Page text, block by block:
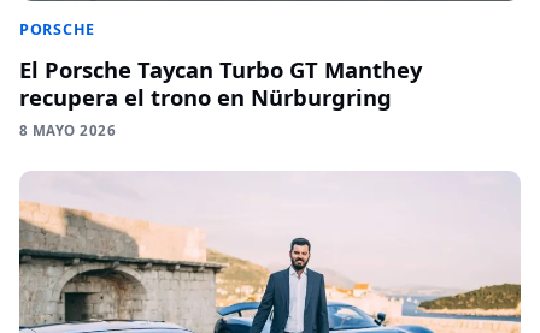
PORSCHE
El Porsche Taycan Turbo GT Manthey
recupera el trono en Nürburgring
8 MAYO 2026